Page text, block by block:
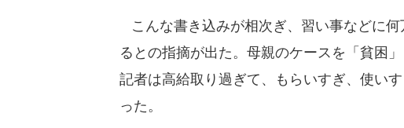
こんな書き込みが相次ぎ、習い事などに
るとの指摘が出た。母親のケースを「貧困
記者は高給取り過ぎて、もらいすぎ、使い
った。